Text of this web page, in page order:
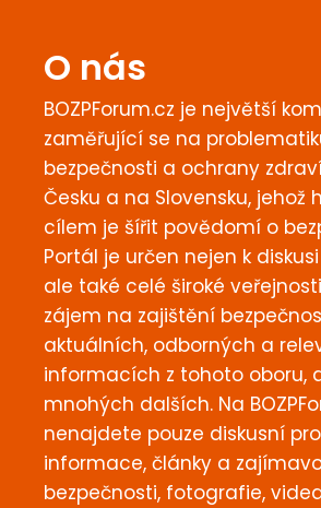
O nás
BOZPForum.cz je největší
zaměřující se na
bezpečnosti a ochrany
Česku a na Slovensku, jehož
cílem je šířit povědomí o
Portál je určen nejen k
ale také celé široké
zájem na zajištění
aktuálních, odborných a
informacích z tohoto oboru,
mnohých dalších. Na
nenajdete pouze diskusní
informace, články a
bezpečnosti, fotografie,